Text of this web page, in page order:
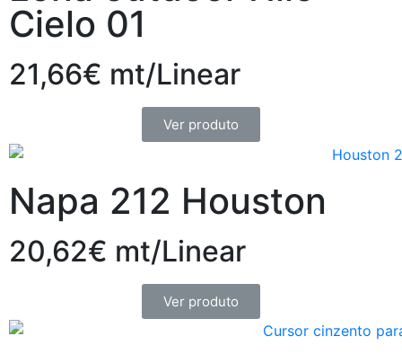
Cielo 01
21,66€ mt/Linear
Ver produto
Napa 212 Houston
20,62€ mt/Linear
Ver produto